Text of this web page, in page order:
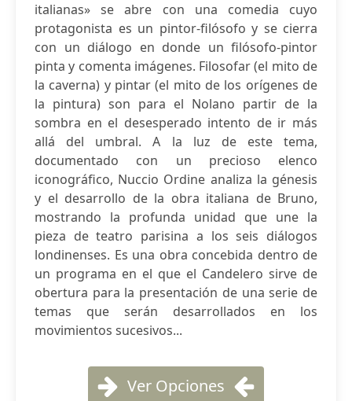
italianas» se abre con una comedia cuyo
protagonista es un pintor-filósofo y se cierra
con un diálogo en donde un filósofo-pintor
pinta y comenta imágenes. Filosofar (el mito de
la caverna) y pintar (el mito de los orígenes de
la pintura) son para el Nolano partir de la
sombra en el desesperado intento de ir más
allá del umbral. A la luz de este tema,
documentado con un precioso elenco
iconográfico, Nuccio Ordine analiza la génesis
y el desarrollo de la obra italiana de Bruno,
mostrando la profunda unidad que une la
pieza de teatro parisina a los seis diálogos
londinenses. Es una obra concebida dentro de
un programa en el que el Candelero sirve de
obertura para la presentación de una serie de
temas que serán desarrollados en los
movimientos sucesivos...
Ver Opciones